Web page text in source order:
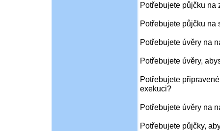
Potřebujete půjčku na
Potřebujete půjčku na
Potřebujete úvěry na
Potřebujete úvěry,
Potřebujete
exekuci?
Potřebujete úvěry na
Potřebujete půjčky,